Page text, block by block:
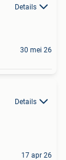
Details
30 mei 26
Details
17 apr 26